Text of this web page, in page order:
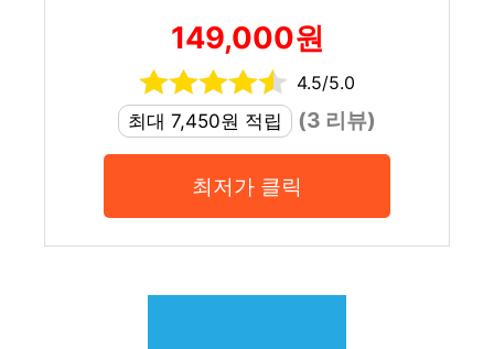
149,000원
4.5/5.0
최대 7,450원 적립
(3 리뷰)
최저가 클릭